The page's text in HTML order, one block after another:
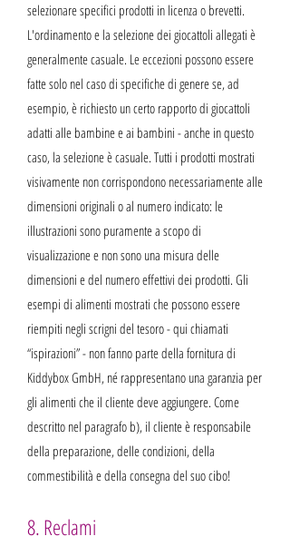
selezionare specifici prodotti in licenza o brevetti.
L'ordinamento e la selezione dei giocattoli allegati è
generalmente casuale. Le eccezioni possono essere
fatte solo nel caso di specifiche di genere se, ad
esempio, è richiesto un certo rapporto di giocattoli
adatti alle bambine e ai bambini - anche in questo
caso, la selezione è casuale. Tutti i prodotti mostrati
visivamente non corrispondono necessariamente alle
dimensioni originali o al numero indicato: le
illustrazioni sono puramente a scopo di
visualizzazione e non sono una misura delle
dimensioni e del numero effettivi dei prodotti. Gli
esempi di alimenti mostrati che possono essere
riempiti negli scrigni del tesoro - qui chiamati
“ispirazioni” - non fanno parte della fornitura di
Kiddybox GmbH, né rappresentano una garanzia per
gli alimenti che il cliente deve aggiungere. Come
descritto nel paragrafo b), il cliente è responsabile
della preparazione, delle condizioni, della
commestibilità e della consegna del suo cibo!
8. Reclami